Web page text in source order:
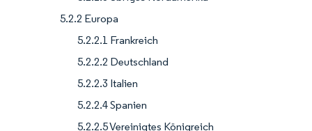
5.2.2 Europa
5.2.2.1 Frankreich
5.2.2.2 Deutschland
5.2.2.3 Italien
5.2.2.4 Spanien
5.2.2.5 Vereinigtes Königreich